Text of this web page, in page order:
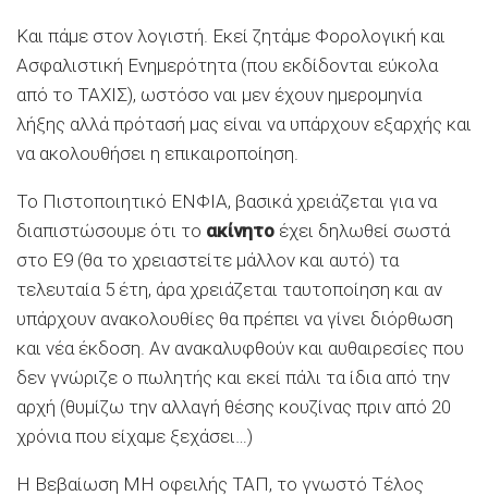
Και πάμε στον λογιστή. Εκεί ζητάμε Φορολογική και
Ασφαλιστική Ενημερότητα (που εκδίδονται εύκολα
από το ΤΑΧΙΣ), ωστόσο ναι μεν έχουν ημερομηνία
λήξης αλλά πρότασή μας είναι να υπάρχουν εξαρχής και
να ακολουθήσει η επικαιροποίηση.
Το Πιστοποιητικό ΕΝΦΙΑ, βασικά χρειάζεται για να
διαπιστώσουμε ότι το ακίνητο έχει δηλωθεί σωστά
στο Ε9 (θα το χρειαστείτε μάλλον και αυτό) τα
τελευταία 5 έτη, άρα χρειάζεται ταυτοποίηση και αν
υπάρχουν ανακολουθίες θα πρέπει να γίνει διόρθωση
και νέα έκδοση. Αν ανακαλυφθούν και αυθαιρεσίες που
δεν γνώριζε ο πωλητής και εκεί πάλι τα ίδια από την
αρχή (θυμίζω την αλλαγή θέσης κουζίνας πριν από 20
χρόνια που είχαμε ξεχάσει…)
Η Βεβαίωση ΜΗ οφειλής ΤΑΠ, το γνωστό Τέλος